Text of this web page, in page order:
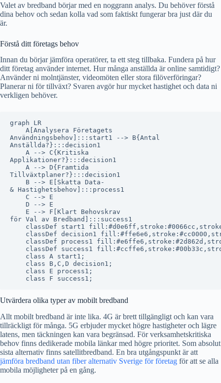
Valet av bredband börjar med en noggrann analys. Du behöver förstå
dina behov och sedan kolla vad som faktiskt fungerar bra just där du
är.
Förstå ditt företags behov
Innan du börjar jämföra operatörer, ta ett steg tillbaka. Fundera på hur
ditt företag använder internet. Hur många anställda är online samtidigt?
Använder ni molntjänster, videomöten eller stora filöverföringar?
Planerar ni för tillväxt? Svaren avgör hur mycket hastighet och data ni
verkligen behöver.
graph LR
    A[Analysera Företagets
Användningsbehov]:::start1 --> B{Antal
Anställda?}:::decision1
    A --> C{Kritiska
Applikationer?}:::decision1
    A --> D{Framtida
Tillväxtplaner?}:::decision1
    B --> E[Skatta Data-
& Hastighetsbehov]:::process1
    C --> E
    D --> E
    E --> F[Klart Behovskrav
för Val av Bredband]:::success1
classDef start1
classDef decision1
classDef process1
classDef success1
    class A start1;
    class B,C,D decision1;
    class E process1;
Utvärdera olika typer av mobilt bredband
Allt mobilt bredband är inte lika. 4G är brett tillgängligt och kan vara
tillräckligt för många. 5G erbjuder mycket högre hastigheter och lägre
latens, men täckningen kan vara begränsad. För verksamhetskritiska
behov finns dedikerade mobila länkar med högre prioritet. Som absolut
sista alternativ finns satellitbredband. En bra utgångspunkt är att
jämföra bredband utan fiber alternativ Sverige för företag för att se alla
mobila möjligheter på en gång.